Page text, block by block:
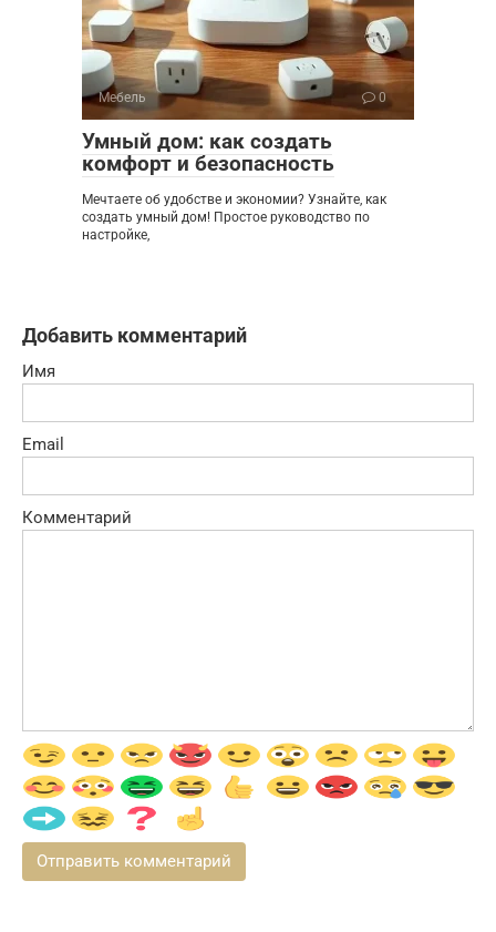
Мебель 0
Умный дом: как создать
комфорт и безопасность
Мечтаете об удобстве и экономии? Узнайте, как
создать умный дом! Простое руководство по
настройке,
Добавить комментарий
Имя
Email
Комментарий